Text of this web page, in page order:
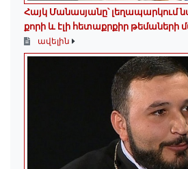
Հայկ Մանասյանը՝ լեղապարկում
քորի և էլի հետաքրքիր թեմաների
ավելին